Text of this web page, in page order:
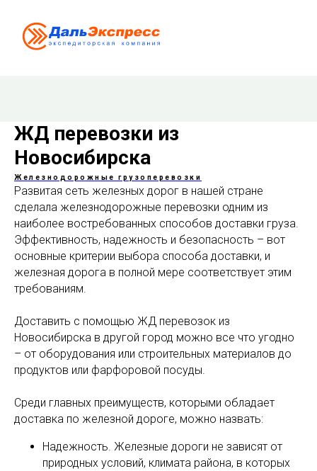
ЖД перевозки из
Новосибирска
Железнодорожные грузоперевозки
Развитая сеть железных дорог в нашей стране
сделала железнодорожные перевозки одним из
наиболее востребованных способов доставки груза.
Эффективность, надежность и безопасность – вот
основные критерии выбора способа доставки, и
железная дорога в полной мере соответствует этим
требованиям.
Доставить с помощью ЖД перевозок из
Новосибирска в другой город можно все что угодно
– от оборудования или строительных материалов до
продуктов или фарфоровой посуды.
Среди главных преимуществ, которыми обладает
доставка по железной дороге, можно назвать:
Надежность. Железные дороги не зависят от
природных условий, климата района, в которых